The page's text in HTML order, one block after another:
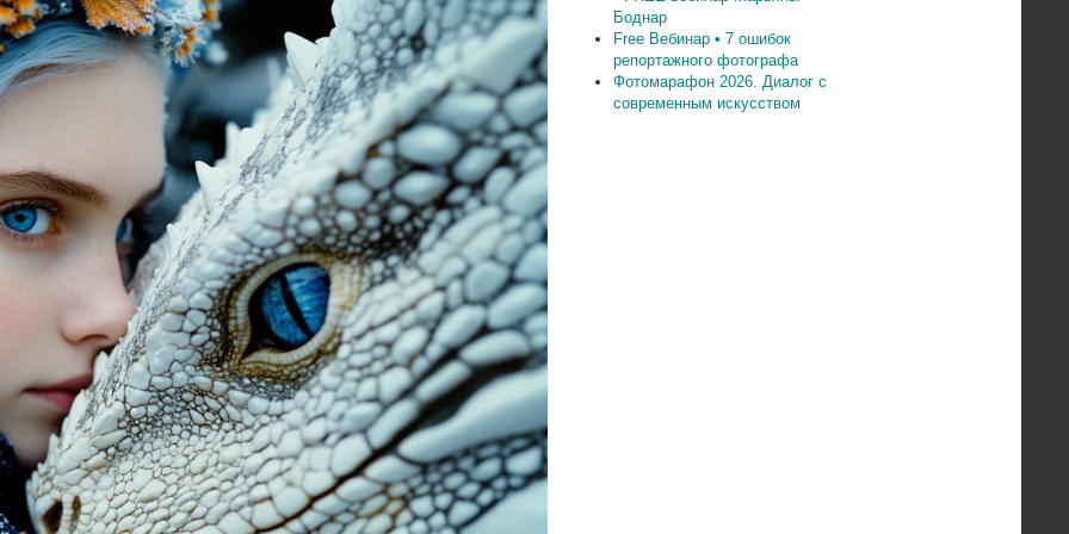
Боднар
Free Вебинар • 7 ошибок
репортажного фотографа
Фотомарафон 2026. Диалог с
современным искусством